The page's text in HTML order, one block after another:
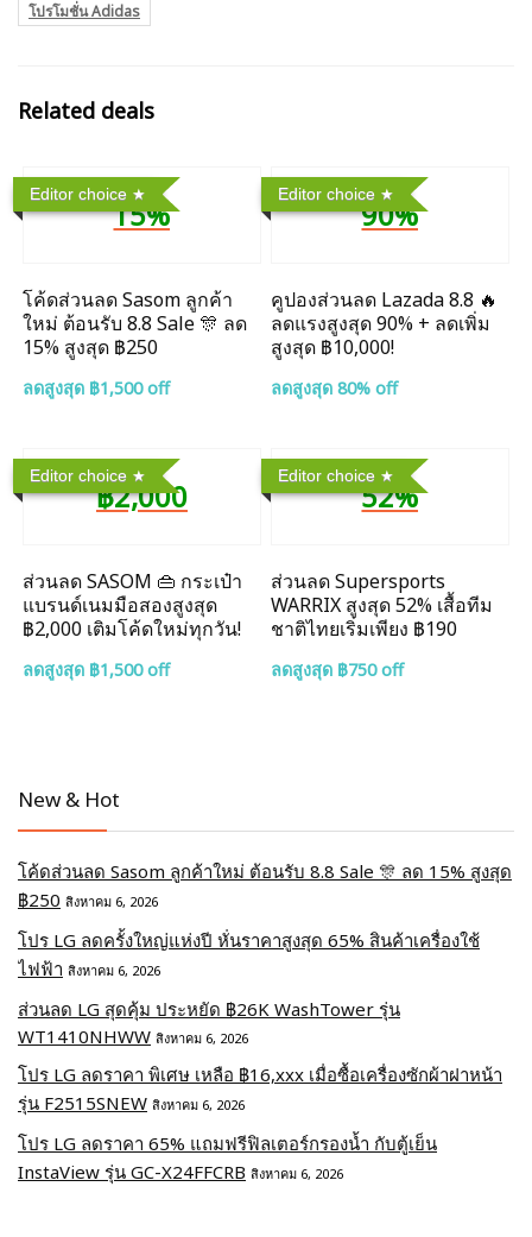
โปรโมชั่น Adidas
Related deals
Editor choice
15%
โค้ดส่วนลด Sasom ลูกค้า
ใหม่ ต้อนรับ 8.8 Sale 🎊 ลด
15% สูงสุด ฿250
ลดสูงสุด ฿1,500 off
Editor choice
90%
คูปองส่วนลด Lazada 8.8 🔥
ลดแรงสูงสุด 90% + ลดเพิ่ม
สูงสุด ฿10,000!
ลดสูงสุด 80% off
Editor choice
฿2,000
ส่วนลด SASOM 👜 กระเป๋า
แบรนด์เนมมือสองสูงสุด
฿2,000 เติมโค้ดใหม่ทุกวัน!
ลดสูงสุด ฿1,500 off
Editor choice
52%
ส่วนลด Supersports
WARRIX สูงสุด 52% เสื้อทีม
ชาติไทยเริ่มเพียง ฿190
ลดสูงสุด ฿750 off
New & Hot
โค้ดส่วนลด Sasom ลูกค้าใหม่ ต้อนรับ 8.8 Sale 🎊 ลด 15% สูงสุด
฿250 สิงหาคม 6, 2026
โปร LG ลดครั้งใหญ่แห่งปี หั่นราคาสูงสุด 65% สินค้าเครื่องใช้
ไฟฟ้า สิงหาคม 6, 2026
ส่วนลด LG สุดคุ้ม ประหยัด ฿26K WashTower รุ่น
WT1410NHWW สิงหาคม 6, 2026
โปร LG ลดราคา พิเศษ เหลือ ฿16,xxx เมื่อซื้อเครื่องซักผ้าฝาหน้า
รุ่น F2515SNEW สิงหาคม 6, 2026
โปร LG ลดราคา 65% แถมฟรีฟิลเตอร์กรองน้ำ กับตู้เย็น
InstaView รุ่น GC-X24FFCRB สิงหาคม 6, 2026